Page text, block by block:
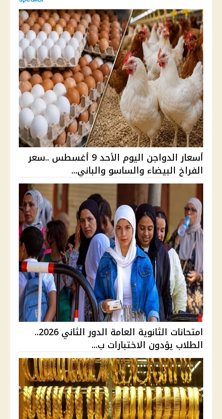
أسعار الدواجن اليوم الأحد 9 أغسطس ..سعر
الفراخ البيضاء والساسو والباني...
امتحانات الثانوية العامة الدور الثاني 2026..
الطلاب يؤدون الاختبارات ب...